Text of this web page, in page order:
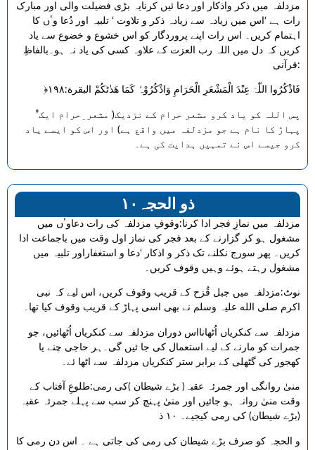
مزدلفہ میں ذکر واذکار اور دعا ئیں کرنایہ بڑی فضیلت والی اور مبارک
رات ہے ‘اس میں زیادہ سے زیادہ ذکر و تلاوت ‘ تلبیہ اور دُعا وٴں کا
اہتمام کریں۔ اس رات اپنے پروردگار کو اس خشوع و خضوع سے یاد
کریں کہ دل میں اللہ رب العزت کے علاوہ کسی کی یاد نہ ہو۔بالفاظِ
قرآنی:
﴿فَاذْکُرُوا اللّٰہَ عِنْدَ الْمَشْعَرِ الْحَرَامِ وَاذْکُرُوْہُ کَمَا ھَدٰٹکُمْ البقرة:۱۹۸
”پس اللہ کو یاد کرو مشعر حرام کے نزدیک( مشعر ِحرام ایک
پہاڑ کا نام ہے جو مزدلفہ میں واقع ہے) اور اس کو ایسے یاد
کرو جیسے اس نے تمہیں ہدایت کی ہے۔
۱۰ذو الحجہ
مزدلفہ میں نمازِ فجر ادا کرنا:وقوفِ مزدلفہ کی رات دعاوٴں میں
مشغول ہو کر گزارنے کے بعد فجر کی نماز اول وقت میں باجماعت ادا
کریں۔ پھر سورج نکلنے تک ذکر و اذکار ‘دعا و استغفاراور تلبیہ میں
مشغول رہتے ہوئے وہیں وقوف کریں۔
نوٹ:مزدلفہ میں جبل قُزح کے قریب وقوف کریں، اس لیے کہ نبی
اکرم صلی الله علیہ وسلم نے بھی اسی پہاڑ کے قریب وقوف کیا تھا۔
مزدلفہ سے کنکریاں اُٹھانااس دوران مزدلفہ سے کنکریاں اُٹھائیں، جو
جمرات کو مارنے کے لیے استعمال کی جا ئیں گی۔ہر حاجی چنے یا
کھجور کی گٹھلی کے برابر ستر کنکریاں مزدلفہ سے اٹھا ئے۔
منیٰ روانگی اور جمرئہ عقبہ( بڑے شیطان )کی رمی:طلوعِ آفتاب کے
وقت منیٰ روانہ ہو جائیں اور منیٰ پہنچ کر سب سے پہلے جمرئہ عقبہ
(بڑے شیطان) کی رمی کیجیے۔ ۱۰ ذ
و الحجہ کو صرف بڑے شیطان کی رمی کی جاتی ہے ۔ اس دن رمی کا